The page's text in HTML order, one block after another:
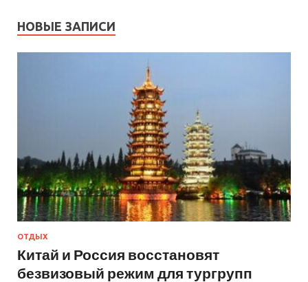
НОВЫЕ ЗАПИСИ
ОТДЫХ
Китай и Россия восстановят
безвизовый режим для тургрупп